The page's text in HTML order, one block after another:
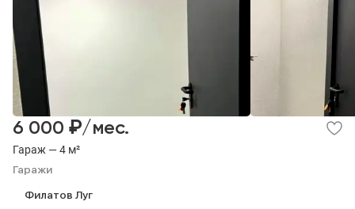
Гараж — 4 м²
Гаражи
6 000 ₽/мес.
Филатов Луг